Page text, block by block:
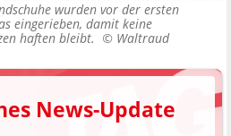
wurden vor der ersten
eingerieben, damit keine
haften bleibt. © Waltraud
News-Update